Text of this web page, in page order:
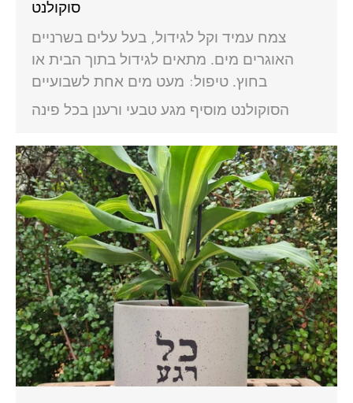
סוקולנט
צמח עמיד וקל לגידול, בעל עלים בשרניים
האוגרים מים. מתאים לגידול בתוך הבית או
בחוץ. טיפול: מעט מים אחת לשבועיים
הסוקולנט מוסיף מגע טבעי ורענן בכל פינה